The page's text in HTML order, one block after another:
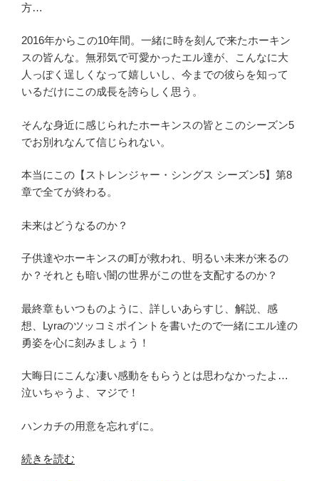
方…
2016年からこの10年間。一緒に時を刻んで来たホーキン
スの皆んな。無邪気で可愛かったエル達が、こんなに大
人っぽく逞しくなって嬉しいし、今までの彼らを知って
いるだけにこの成長を誇らしく思う。
そんな身近に感じられたホーキンスの皆とこのシーズン5
でお別れなんて信じられない。
本当にこの【ストレンジャー・シングス シーズン5】第8
章で全てが終わる。
未来はどうなるのか？
子供達やホーキンスの町が救われ、明るい未来が来るの
か？それとも暗い闇の世界がこの世を支配するのか？
最終章もいつものように、詳しいあらすじ、解説、感
想、Lyraのツッコミポイントを書いたので一緒にエル達の
勇姿を心に刻みましょう！
大晦日にこんな凄い感動をもらうとは思わなかったよ…
泣いちゃうよ、マジで！
ハンカチの用意を忘れずに。
“【ス
続きを読む